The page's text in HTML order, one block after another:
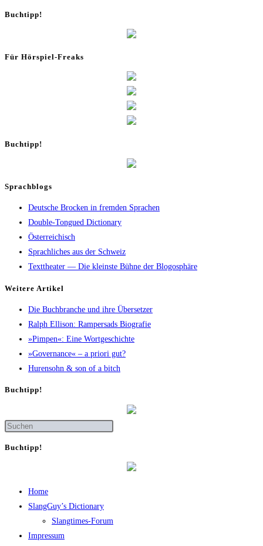
Buch­tipp!
Für Hör­spiel-Freaks
Buch­tipp!
Sprachblogs
Deutsche Brocken in fremden Sprachen
Double-Tongued Dictionary
Österreichisch
Sprachliches aus der Schweiz
Texttheater — Die kleinste Bühne der Blogosphäre
Wei­te­re Artikel
Die Buch­bran­che und ihre Übersetzer
Ralph Elli­son: Ram­pers­ads Biografie
»Pim­pen«: Eine Wortgeschichte
»Gover­nan­ce« – a prio­ri gut?
Huren­sohn & son of a bitch
Buch­tipp!
Buch­tipp!
Home
SlangGuy’s Dic­tion­a­ry
Slang­times-Forum
Impres­sum